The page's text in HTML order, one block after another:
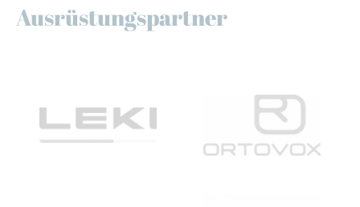
Ausrüstungspartner